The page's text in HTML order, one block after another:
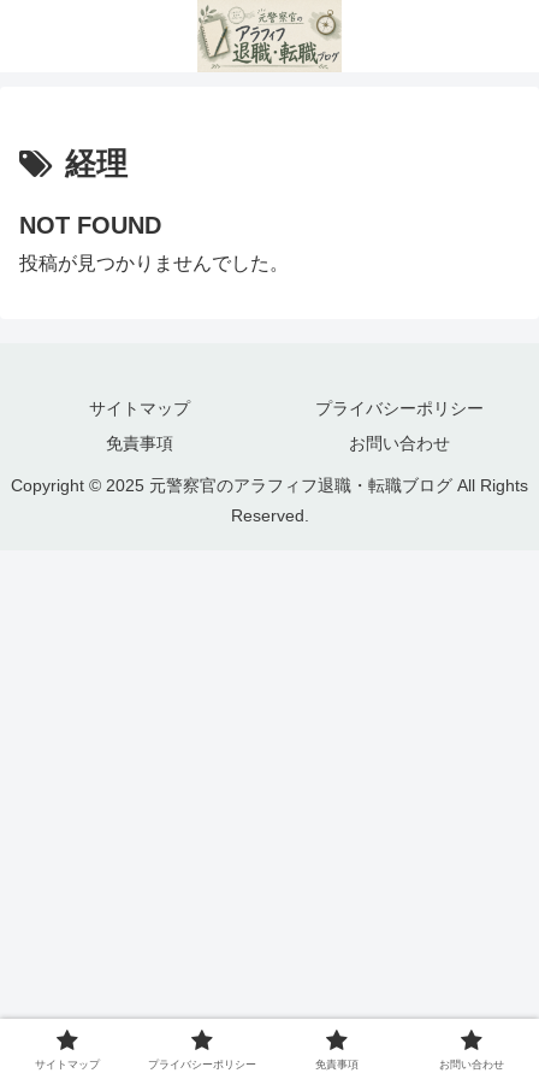
経理
NOT FOUND
投稿が見つかりませんでした。
サイトマップ
プライバシーポリシー
免責事項
お問い合わせ
Copyright © 2025 元警察官のアラフィフ退職・転職ブログ All Rights
Reserved.
サイトマップ プライバシーポリシー 免責事項 お問い合わせ